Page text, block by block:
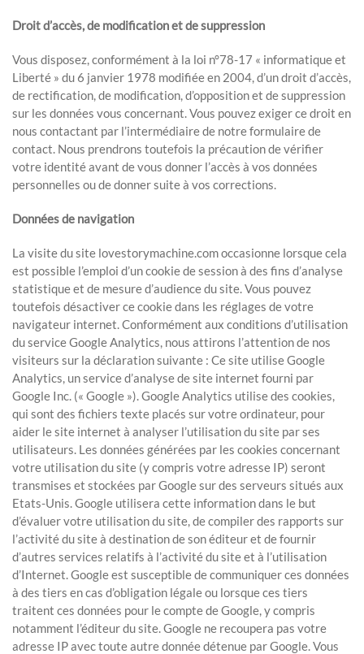
Droit d’accès, de modification et de suppression
Vous disposez, conformément à la loi n°78-17 « informatique et
Liberté » du 6 janvier 1978 modifiée en 2004, d’un droit d’accès,
de rectification, de modification, d’opposition et de suppression
sur les données vous concernant. Vous pouvez exiger ce droit en
nous contactant par l’intermédiaire de notre formulaire de
contact. Nous prendrons toutefois la précaution de vérifier
votre identité avant de vous donner l’accès à vos données
personnelles ou de donner suite à vos corrections.
Données de navigation
La visite du site lovestorymachine.com occasionne lorsque cela
est possible l’emploi d’un cookie de session à des fins d’analyse
statistique et de mesure d’audience du site. Vous pouvez
toutefois désactiver ce cookie dans les réglages de votre
navigateur internet. Conformément aux conditions d’utilisation
du service Google Analytics, nous attirons l’attention de nos
visiteurs sur la déclaration suivante : Ce site utilise Google
Analytics, un service d’analyse de site internet fourni par
Google Inc. (« Google »). Google Analytics utilise des cookies,
qui sont des fichiers texte placés sur votre ordinateur, pour
aider le site internet à analyser l’utilisation du site par ses
utilisateurs. Les données générées par les cookies concernant
votre utilisation du site (y compris votre adresse IP) seront
transmises et stockées par Google sur des serveurs situés aux
Etats-Unis. Google utilisera cette information dans le but
d’évaluer votre utilisation du site, de compiler des rapports sur
l’activité du site à destination de son éditeur et de fournir
d’autres services relatifs à l’activité du site et à l’utilisation
d’Internet. Google est susceptible de communiquer ces données
à des tiers en cas d’obligation légale ou lorsque ces tiers
traitent ces données pour le compte de Google, y compris
notamment l’éditeur du site. Google ne recoupera pas votre
adresse IP avec toute autre donnée détenue par Google. Vous